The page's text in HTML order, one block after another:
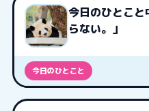
今日のひとこ
らない。」
今日のひとこと